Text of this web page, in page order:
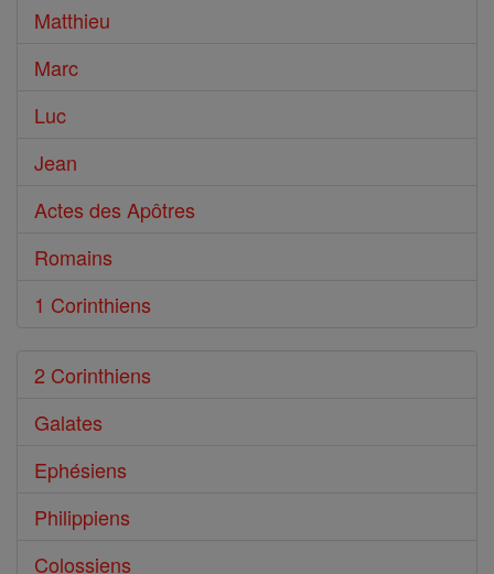
Bible
Matthieu
Marc
Luc
Jean
Actes des Apôtres
Romains
1 Corinthiens
2 Corinthiens
Galates
Ephésiens
Philippiens
Colossiens